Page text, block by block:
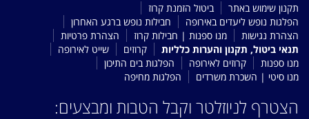
תקנון שימוש באתר
ביטול הזמנת קרוז
הפלגות נופש ליעדים באירופה
חבילות נופש ברגע האחרון
הצהרת נגישות
מנו ספנות | חבילות קרוז
הצהרת פרטיות
תנאי ביטול, תקנון והערות כלליות
קרוזים
שייט לאירופה
מנו ספנות
קרוזים לאירופה
הפלגות בים התיכון
מנו סיטי | השכרת משרדים
הפלגות מחיפה
הצטרף לניוזלטר וקבל הטבות ומבצעים: